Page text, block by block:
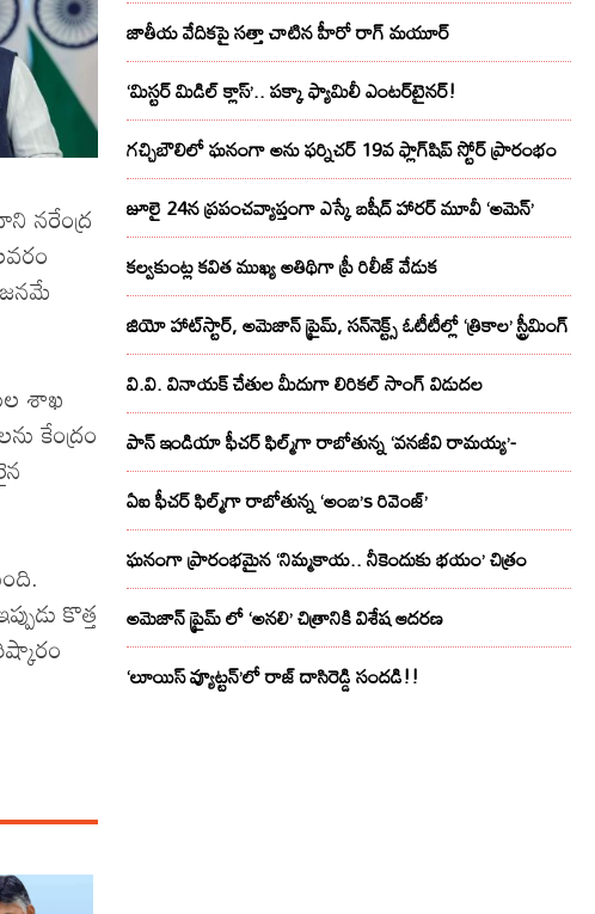
నరేంద్ర
శాఖ
కేంద్రం
కొత్త
జాతీయ వేదికపై సత్తా చాటిన హీరో రాగ్ మయూర్‌
‘మిస్టర్ మిడిల్ క్లాస్’.. పక్కా ఫ్యామిలీ ఎంటర్‌టైనర్!
గచ్చిబౌలిలో ఘనంగా అను ఫర్నిచర్ 19వ ఫ్లాగ్‌షిప్ స్టోర్ ప్రారంభం
జూలై 24న ప్రపంచవ్యాప్తంగా ఎస్కే బషీద్‌ హారర్ మూవీ ‘అమెన్’
కల్వకుంట్ల కవిత ముఖ్య అతిథిగా ప్రీ రిలీజ్ వేడుక
జియో హాట్‌స్టార్, అమెజాన్ ప్రైమ్, సన్‌నెక్ట్స్ ఓటీటీల్లో ‘త్రికాల’ స్ట్రీమింగ్
వి.వి. వినాయక్ చేతుల మీదుగా లిరికల్ సాంగ్ విడుదల
పాన్ ఇండియా ఫీచర్ ఫిల్మ్‌గా రాబోతున్న ‘వనజీవి రామయ్య’-
ఏఐ ఫీచర్ ఫిల్మ్‌గా రాబోతున్న ‘అంబ’s రివెంజ్’
ఘనంగా ప్రారంభమైన ‘నిమ్మకాయ.. నీకెందుకు భయం’ చిత్రం
అమెజాన్ ప్రైమ్ లో ‘అనలి’ చిత్రానికి విశేష ఆదరణ
‘లూయిస్ వ్యూట్టన్’లో రాజ్ దాసిరెడ్డి సందడి!!